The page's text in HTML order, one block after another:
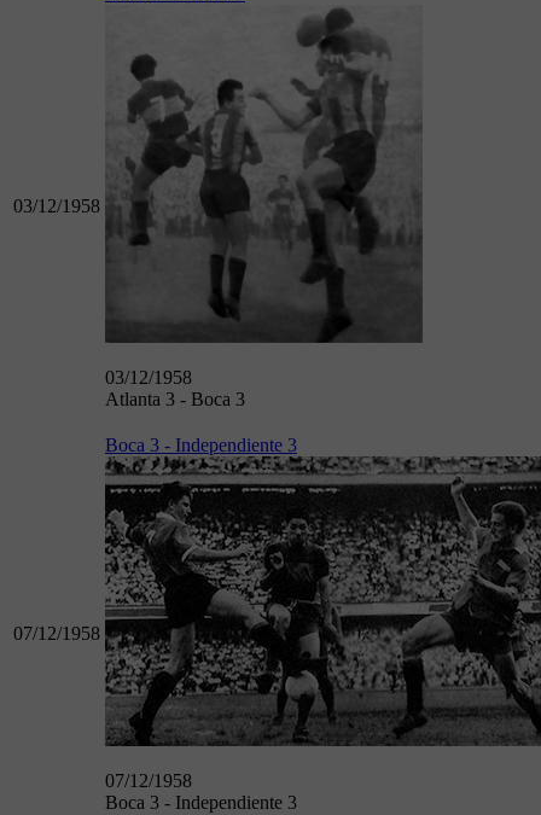
03/12/1958
03/12/1958
Atlanta 3 - Boca 3
07/12/1958
Boca 3 - Independiente 3
07/12/1958
Boca 3 - Independiente 3